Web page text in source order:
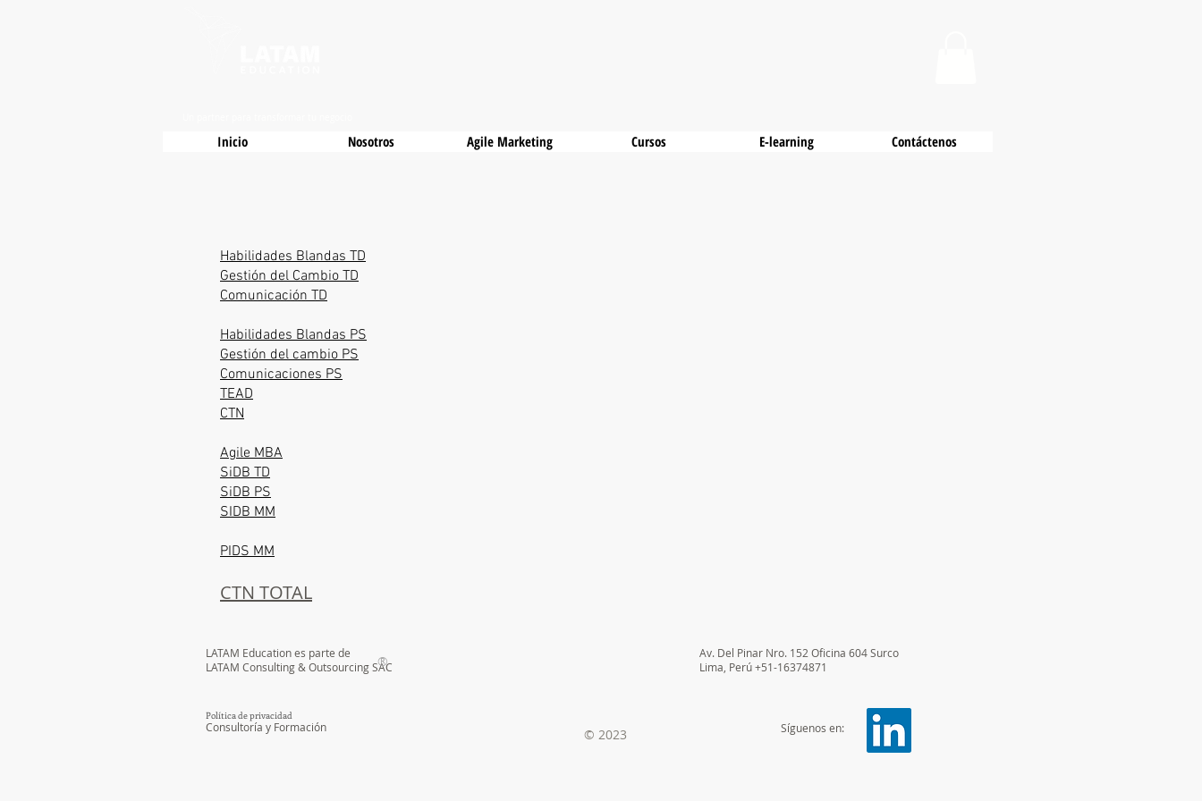
Inicio Nosotros Agile Marketing Cursos E-learning Contáctenos
Habilidades Blandas TD
Gestión del Cambio TD
Comunicación TD
Habilidades Blandas PS
Gestión del cambio PS
Comunicaciones PS
TEAD
CTN
Agile MBA
SiDB TD
SiDB PS
SIDB MM
PIDS MM
CTN TOTAL
LATAM Education es parte de
LATAM Consulting & OutsourcingSAC
®
Av. Del Pinar Nro. 152 Oficina 604 Surco
Lima, Perú +51-16374871
Política de privacidad
Consultoría y Formación © 2023 Síguenos en: